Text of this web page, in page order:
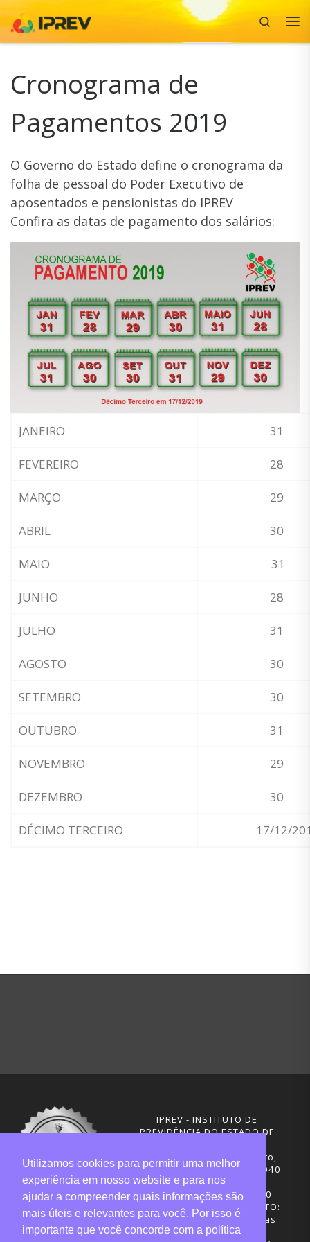
Skip to content
Search
Cronograma de
Pagamentos 2019
O Governo do Estado define o cronograma da
folha de pessoal do Poder Executivo de
aposentados e pensionistas do IPREV
Confira as datas de pagamento dos salários:
JANEIRO 31
FEVEREIRO 28
MARÇO 29
ABRIL 30
MAIO 31
JUNHO 28
JULHO 31
AGOSTO 30
SETEMBRO 30
OUTUBRO 31
NOVEMBRO 29
DEZEMBRO 30
DÉCIMO TERCEIRO 17/12/
IPREV - INSTITUTO DE
PREVIDÊNCIA DO ESTADO DE
Rua Visconde de Ouro Preto,
291 – Centro - CEP: 88020-040
Florianópolis - SC
Telefones: (48) 3665-4600
HORÁRIO DE FUNCIONAMENTO:
Central de Atendimento: das
12h30 às 18h
Utilizamos cookies para permitir uma melhor
experiência em nosso website e para nos
ajudar a compreender quais informações são
mais úteis e relevantes para você. Por isso é
importante que você concorde com a política